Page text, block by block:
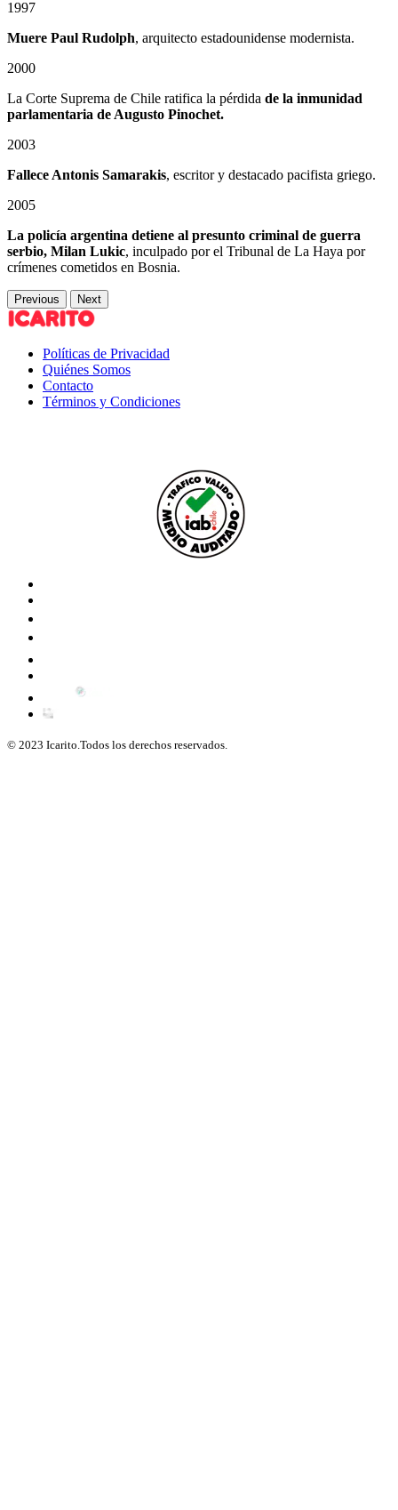
1997
Muere Paul Rudolph, arquitecto estadounidense modernista.
2000
La Corte Suprema de Chile ratifica la pérdida de la inmunidad
parlamentaria de Augusto Pinochet.
2003
Fallece Antonis Samarakis, escritor y destacado pacifista griego.
2005
La policía argentina detiene al presunto criminal de guerra
serbio, Milan Lukic, inculpado por el Tribunal de La Haya por
crímenes cometidos en Bosnia.
Previous Next
Políticas de Privacidad
Quiénes Somos
Contacto
Términos y Condiciones
© 2023 Icarito.Todos los derechos reservados.